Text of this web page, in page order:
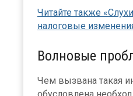
Читайте также
налоговые
Волновые
Чем вызвана такая